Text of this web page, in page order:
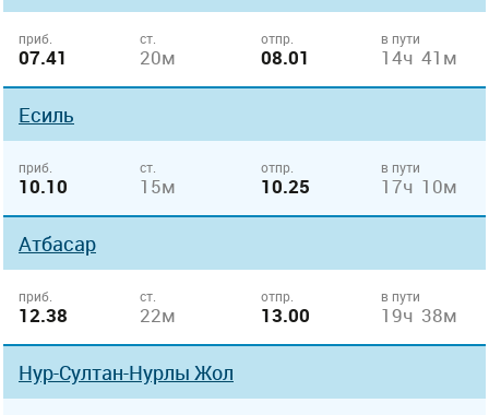
приб.
07.41
ст.
20м
отпр.
08.01
в пути
14ч 41м
Есиль
приб.
10.10
ст.
15м
отпр.
10.25
в пути
17ч 10м
Атбасар
приб.
12.38
ст.
22м
отпр.
13.00
в пути
19ч 38м
Нур-Султан-Нурлы Жол